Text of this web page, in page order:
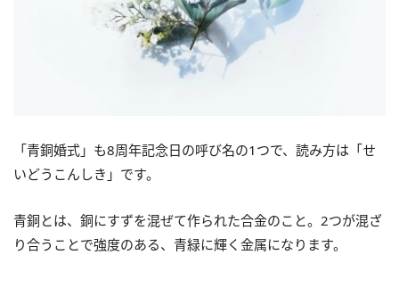
「青銅婚式」も8周年記念日の呼び名の1つで、読み方は「せ
いどうこんしき」です。
青銅とは、銅にすずを混ぜて作られた合金のこと。2つが混ざ
り合うことで強度のある、青緑に輝く金属になります。